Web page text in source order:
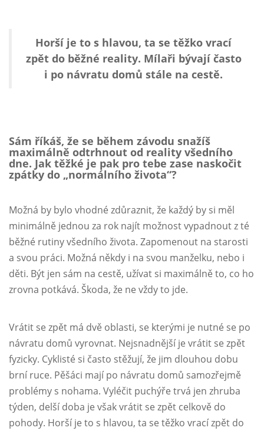
Horší je to s hlavou, ta se těžko vrací
zpět do běžné reality. Mílaři bývají často
i po návratu domů stále na cestě.
Sám říkáš, že se během závodu snažíš
maximálně odtrhnout od reality všedního
dne. Jak těžké je pak pro tebe zase naskočit
zpátky do „normálního života“?
Možná by bylo vhodné zdůraznit, že každý by si měl
minimálně jednou za rok najít možnost vypadnout z té
běžné rutiny všedního života. Zapomenout na starosti
a svou práci. Možná někdy i na svou manželku, nebo i
děti. Být jen sám na cestě, užívat si maximálně to, co ho
zrovna potkává. Škoda, že ne vždy to jde.
Vrátit se zpět má dvě oblasti, se kterými je nutné se po
návratu domů vyrovnat. Nejsnadnější je vrátit se zpět
fyzicky. Cyklisté si často stěžují, že jim dlouhou dobu
brní ruce. Pěšáci mají po návratu domů samozřejmě
problémy s nohama. Vyléčit puchýře trvá jen zhruba
týden, delší doba je však vrátit se zpět celkově do
pohody. Horší je to s hlavou, ta se těžko vrací zpět do